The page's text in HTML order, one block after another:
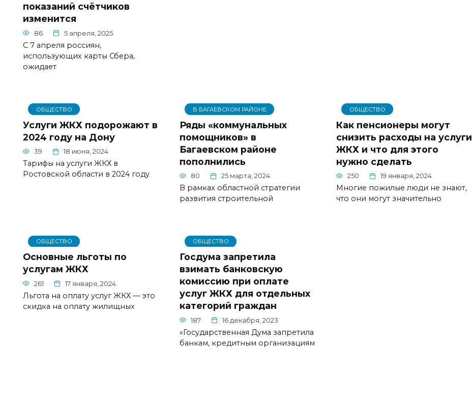
показаний счётчиков
изменится
86 5 апреля, 2025
С 7 апреля россиян,
использующих карты Сбера,
ожидает
ОБЩЕСТВО
Услуги ЖКХ подорожают в
2024 году на Дону
39 18 июня, 2024
Тарифы на услуги ЖКХ в
Ростовской области в 2024 году
В БАГАЕВСКОМ РАЙОНЕ
Ряды «коммунальных
помощников» в
Багаевском районе
пополнились
80 25 марта, 2024
В рамках областной стратегии
развития строительной
ОБЩЕСТВО
Как пенсионеры могут
снизить расходы на услуги
ЖКХ и что для этого
нужно сделать
250 19 января, 2024
Многие пожилые люди не знают,
что они могут значительно
ОБЩЕСТВО
Основные льготы по
услугам ЖКХ
261 17 января, 2024
Льгота на оплату услуг ЖКХ — это
скидка на оплату жилищных
ОБЩЕСТВО
Госдума запретила
взимать банковскую
комиссию при оплате
услуг ЖКХ для отдельных
категорий граждан
187 16 декабря, 2023
«Государственная Дума запретила
банкам, кредитным организациям